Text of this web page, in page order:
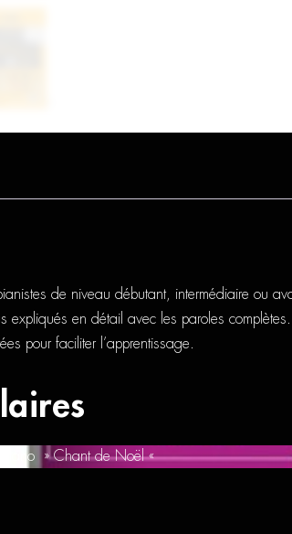
de niveau débutant, intermédiaire ou
expliqués en détail avec les paroles complètes.
pour faciliter l’apprentissage.
Piano » Chant de Noël «